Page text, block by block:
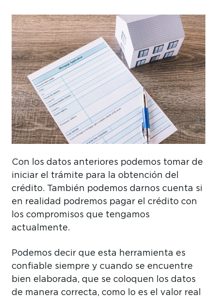
Con los datos anteriores podemos tomar de
iniciar el trámite para la obtención del
crédito. También podemos darnos cuenta si
en realidad podremos pagar el crédito con
los compromisos que tengamos
actualmente.
Podemos decir que esta herramienta es
confiable siempre y cuando se encuentre
bien elaborada, que se coloquen los datos
de manera correcta, como lo es el valor real